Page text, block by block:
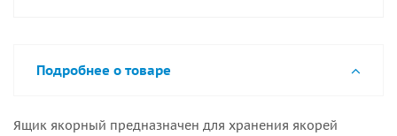
Подробнее о товаре
Ящик якорный предназначен для хранения якорей